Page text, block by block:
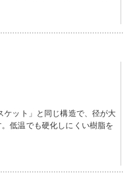
ケット」と同じ構造で、径が大
低温でも硬化しにくい樹脂を